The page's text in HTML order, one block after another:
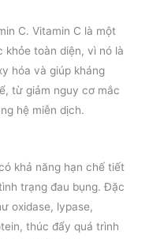
C. Vitamin C là một
khỏe toàn diện, vì nó là
hóa và giúp kháng
từ giảm nguy cơ mắc
hệ miễn dịch.
khả năng hạn chế tiết
trạng đau bụng. Đặc
oxidase, lypase,
thúc đẩy quá trình